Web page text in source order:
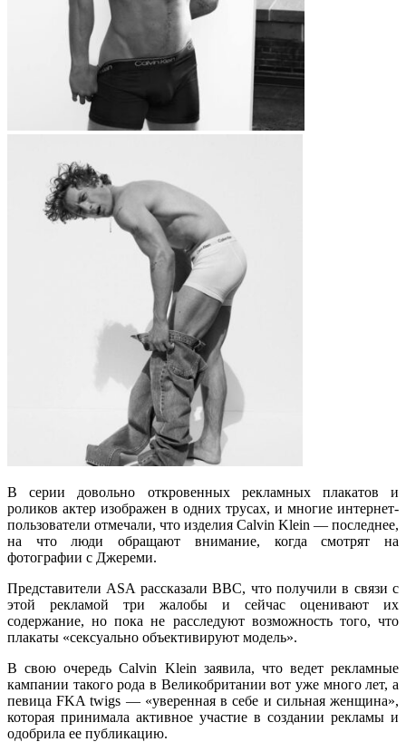
В серии довольно откровенных рекламных плакатов и
роликов актер изображен в одних трусах, и многие интернет-
пользователи отмечали, что изделия Calvin Klein — последнее,
на что люди обращают внимание, когда смотрят на
фотографии с Джереми.
Представители ASA рассказали BBC, что получили в связи с
этой рекламой три жалобы и сейчас оценивают их
содержание, но пока не расследуют возможность того, что
плакаты «сексуально объективируют модель».
В свою очередь Calvin Klein заявила, что ведет рекламные
кампании такого рода в Великобритании вот уже много лет, а
певица FKA twigs — «уверенная в себе и сильная женщина»,
которая принимала активное участие в создании рекламы и
одобрила ее публикацию.